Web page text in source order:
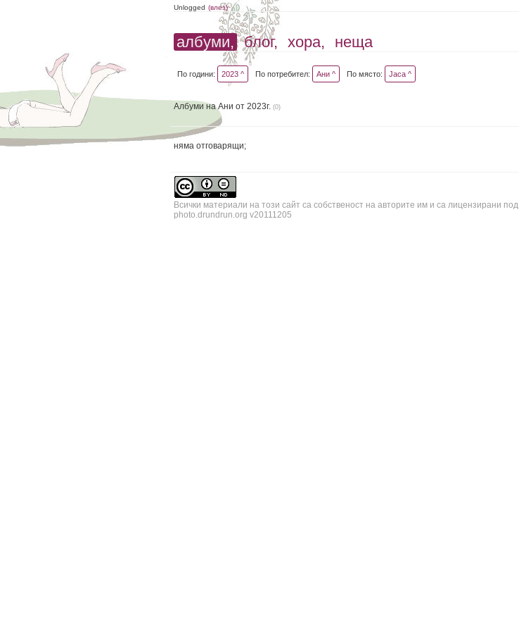
Unlogged (влез)
албуми, блог, хора, неща
По години: 2023 ^ По потребител: Ани ^ По място: Jaca ^
Албуми на Ани от 2023г. (0)
няма отговарящи;
Всички материали на този сайт са собственост на авторите им и са лицензирани под
photo.drundrun.org v20111205